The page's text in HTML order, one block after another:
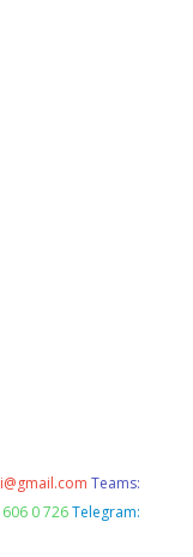
Teams:
0 726 Telegram: